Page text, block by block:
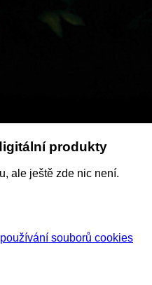
produkty
ale ještě zde nic není.
souborů cookies